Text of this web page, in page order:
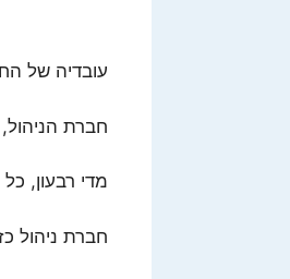
עובדיה של
חברת הניהול,
מדי רבעון,
חברת ניהול